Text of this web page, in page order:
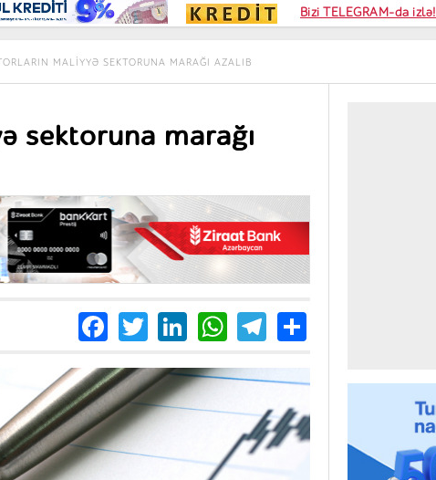
Kart sifarişi
Bizi TELEGRAM-da izlə!
MALIYYƏ SEKTORUNA MARAĞI AZALIB
sektoruna marağı
Facebook
TwitterLinkedIn
WhatsApp
Telegram
Share